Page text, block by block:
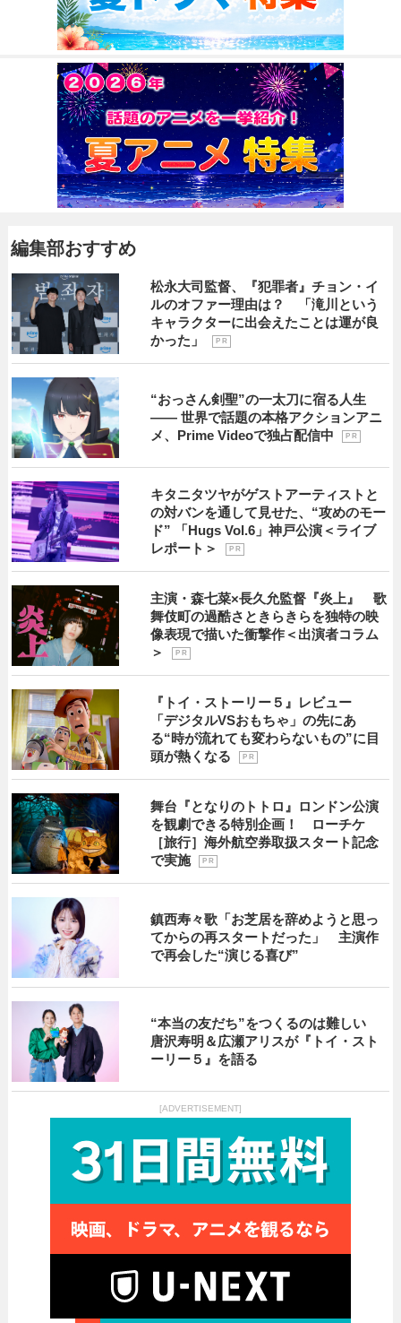
編集部おすすめ
松永大司監督、『犯罪者』チョン・イ
ルのオファー理由は？ 「滝川という
キャラクターに出会えたことは運が良
かった」
P R
“おっさん剣聖”の一太刀に宿る人生
―― 世界で話題の本格アクションアニ
メ、Prime Videoで独占配信中
P R
キタニタツヤがゲストアーティストと
の対バンを通して見せた、“攻めのモー
ド” 「Hugs Vol.6」神戸公演＜ライブ
レポート＞
P R
主演・森七菜×長久允監督『炎上』 歌
舞伎町の過酷さときらきらを独特の映
像表現で描いた衝撃作＜出演者コラム
＞
P R
『トイ・ストーリー５』レビュー
「デジタルVSおもちゃ」の先にあ
る“時が流れても変わらないもの”に目
頭が熱くなる
P R
舞台『となりのトトロ』ロンドン公演
を観劇できる特別企画！ ローチケ
［旅行］海外航空券取扱スタート記念
で実施
P R
鎮西寿々歌「お芝居を辞めようと思っ
てからの再スタートだった」 主演作
で再会した“演じる喜び”
“本当の友だち”をつくるのは難しい
唐沢寿明＆広瀬アリスが『トイ・スト
ーリー５』を語る
[ADVERTISEMENT]